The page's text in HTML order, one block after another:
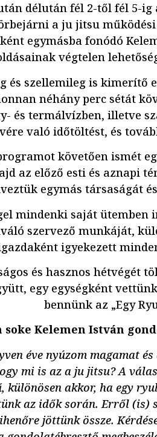
délután fél 2-től fél 5-
a ju jitsu
egymásba fonódó
végtelen
és szellemileg is kimerítő
néhány perc sétát
és termálvízben, illetve
való időtöltést, és
követően ismét
az előző esti és aznapi
egymás társaságát
mindenki saját ütemben
szervező munkáját,
igyekezett
és hasznos hétvégét
egy egységként
bennünk az „Egy
soke Kelemen István
éve nyúzom magamat
mi is az a ju jitsu? A
különösen akkor, ha egy
az idők során. Erről (is)
jöttünk össze.